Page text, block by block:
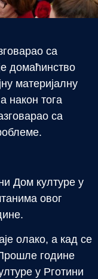
са
домаћинство
материјалну
након тога
са
Дом културе у
овог
олако, а кад се
године
у Рготини